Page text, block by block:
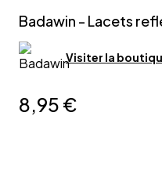
Badawin - Lacets
Visiter la
8,95 €